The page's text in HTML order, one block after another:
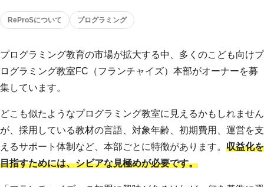
ReProSについて プログラミング
プログラミング教育の市場が拡大する中、多くのこども向けプ
ログラミング教室FC（フランチャイズ）本部がオーナーを募
集しています。
どこも似たようなプログラミング教室に見えるかもしれません
が、採用している教材の言語、対象年齢、初期費用、運営を支
えるサポート体制など、本部ごとに特徴があります。 収益化を
目指すためには、シビアな見極めが必要です。